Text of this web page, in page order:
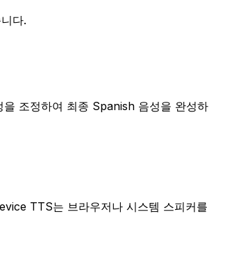
다.
조정하여 최종 Spanish 음성을 완성하
TTS는 브라우저나 시스템 스피커를